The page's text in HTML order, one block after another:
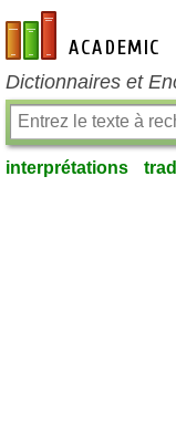
fr-academic.com
Dictionnaires et
interprétations